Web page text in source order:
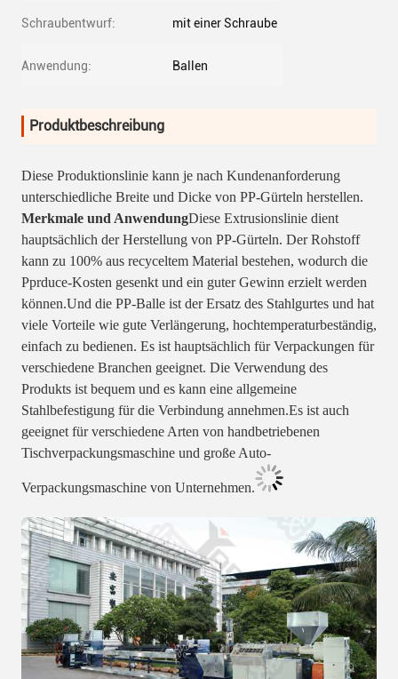
Schraubentwurf: mit einer Schraube
Anwendung: Ballen
Produktbeschreibung
Diese Produktionslinie kann je nach Kundenanforderung
unterschiedliche Breite und Dicke von PP-Gürteln herstellen.
Merkmale und AnwendungDiese Extrusionslinie dient
hauptsächlich der Herstellung von PP-Gürteln. Der Rohstoff
kann zu 100% aus recyceltem Material bestehen, wodurch die
Pprduce-Kosten gesenkt und ein guter Gewinn erzielt werden
können.Und die PP-Balle ist der Ersatz des Stahlgurtes und hat
viele Vorteile wie gute Verlängerung, hochtemperaturbeständig,
einfach zu bedienen. Es ist hauptsächlich für Verpackungen für
verschiedene Branchen geeignet. Die Verwendung des
Produkts ist bequem und es kann eine allgemeine
Stahlbefestigung für die Verbindung annehmen.Es ist auch
geeignet für verschiedene Arten von handbetriebenen
Tischverpackungsmaschine und große Auto-
Verpackungsmaschine von Unternehmen.